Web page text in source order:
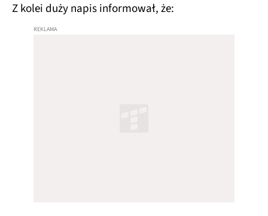
Z kolei duży napis informował, że: